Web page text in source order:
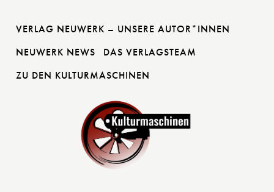
VERLAG NEUWERK – UNSERE AUTOR*INNEN
NEUWERK NEWS
DAS VERLAGSTEAM
ZU DEN KULTURMASCHINEN